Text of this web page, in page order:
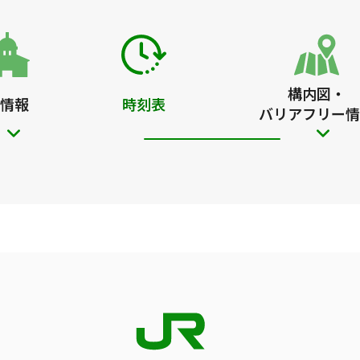
報 時刻表
構内図・
バリアフリー